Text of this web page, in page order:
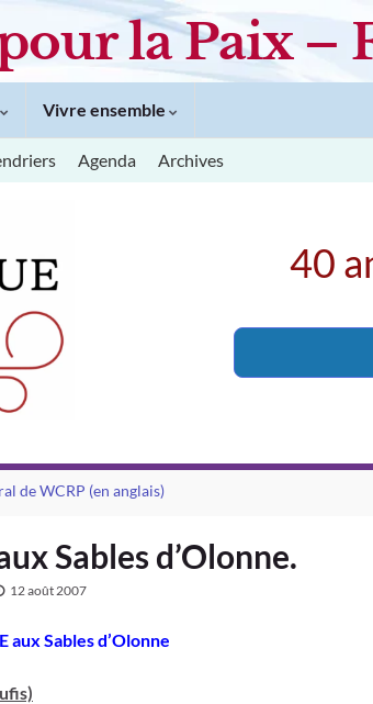
la Paix –
Vivre ensemble
Agenda Archives
40
de WCRP (en anglais)
Sables d’Olonne.
12 août 2007
aux Sables d’Olonne